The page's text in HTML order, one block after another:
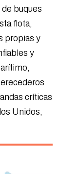
buques
flota,
propias y
y
críticas
Unidos,